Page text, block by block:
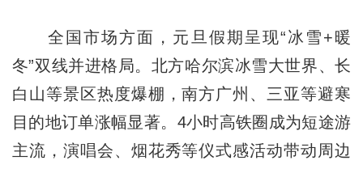
全国市场方面，元旦假期呈现“冰雪+暖
冬”双线并进格局。北方哈尔滨冰雪大世界、长
白山等景区热度爆棚，南方广州、三亚等避寒
目的地订单涨幅显著。4小时高铁圈成为短途游
主流，演唱会、烟花秀等仪式感活动带动周边